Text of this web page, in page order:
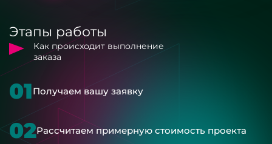
Этапы работы
Как происходит выполнение
заказа
01Получаем вашу заявку
02Рассчитаем примерную стоимость проекта